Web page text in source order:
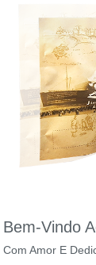
Bem-Vindo
Com Amor E